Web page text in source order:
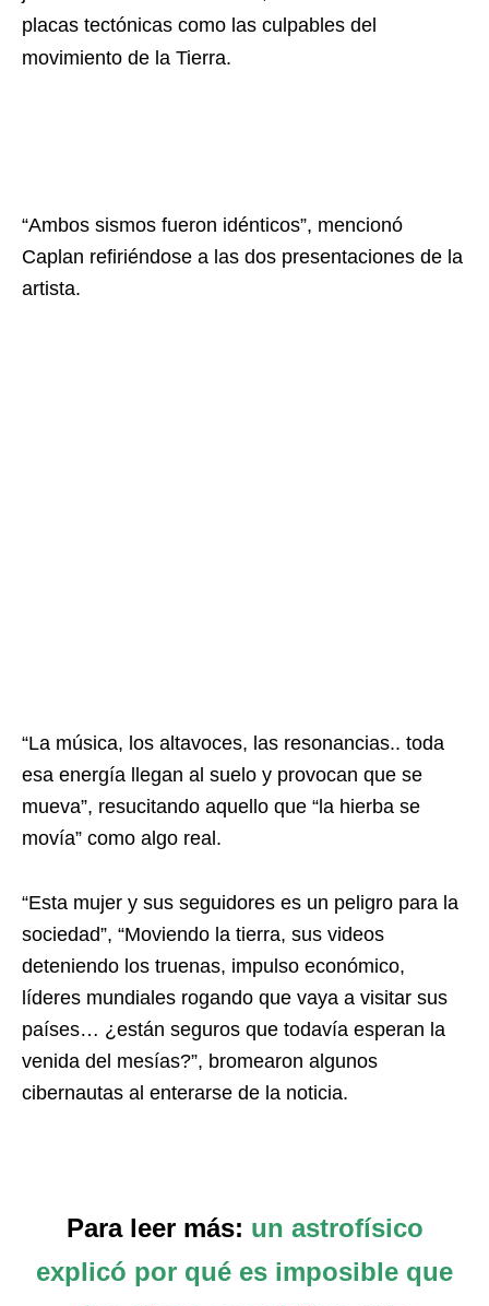
placas tectónicas como las culpables del
movimiento de la Tierra.
“Ambos sismos fueron idénticos”, mencionó
Caplan refiriéndose a las dos presentaciones de la
artista.
“La música, los altavoces, las resonancias.. toda
esa energía llegan al suelo y provocan que se
mueva”, resucitando aquello que “la hierba se
movía” como algo real.
“Esta mujer y sus seguidores es un peligro para la
sociedad”, “Moviendo la tierra, sus videos
deteniendo los truenas, impulso económico,
líderes mundiales rogando que vaya a visitar sus
países… ¿están seguros que todavía esperan la
venida del mesías?”, bromearon algunos
cibernautas al enterarse de la noticia.
Para leer más: un astrofísico
explicó por qué es imposible que